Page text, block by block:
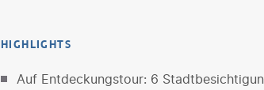
HIGHLIGHTS
Auf Entdeckungstour: 6